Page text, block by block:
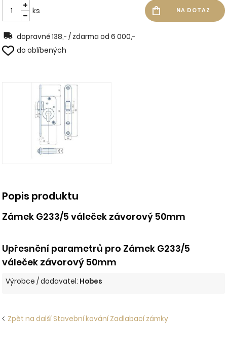
ks
dopravné 138,- / zdarma od 6 000,-
do oblíbených
Popis produktu
Zámek G233/5 váleček závorový 50mm
Upřesnění parametrů pro Zámek G233/5
váleček závorový 50mm
Výrobce / dodavatel: Hobes
Zpět na další Stavební kování Zadlabací zámky